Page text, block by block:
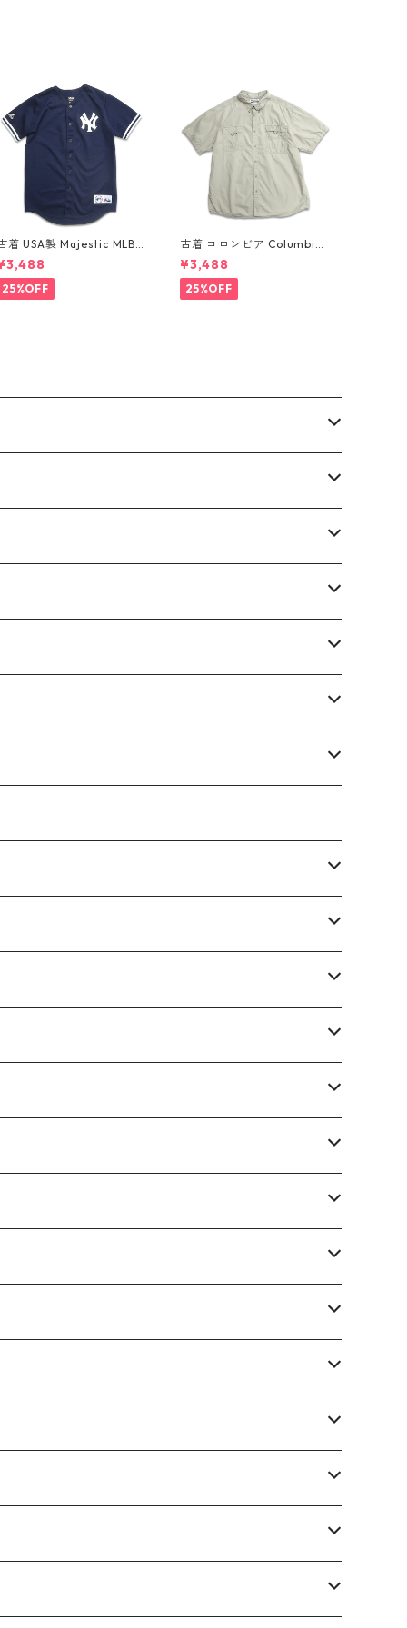
着 USA製 Majestic MLB
ューヨーク・ヤンキース
デレク ジーター ベースボー
ルシャツ ネイビー 表記：XL
w60805
25%OFF
古着 コロンビア Columbia
フィッシング 半袖シャツ グ
レー ミントグレー 表記：XX
L gd410361n w60802
¥3,488
25%OFF